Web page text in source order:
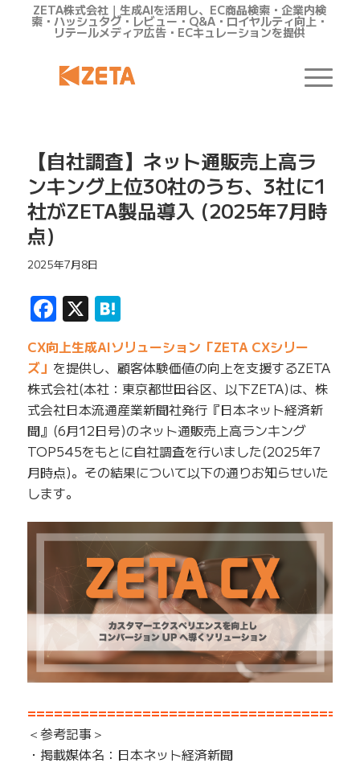
ZETA株式会社｜生成AIを活用し、EC商品検索・企業内検
索・ハッシュタグ・レビュー・Q&A・ロイヤルティ向上・
リテールメディア広告・ECキュレーションを提供
【自社調査】ネット通販売上高ラ
ンキング上位30社のうち、3社に1
社がZETA製品導入 (2025年7月時
点)
2025年7月8日
Facebook
X Hatena
CX向上生成AIソリューション「ZETA CXシリー
ズ」 を提供し、顧客体験価値の向上を支援するZETA
株式会社(本社：東京都世田谷区、以下ZETA)は、株
式会社日本流通産業新聞社発行『日本ネット経済新
聞』(6月12日号)のネット通販売上高ランキング
TOP545をもとに自社調査を行いました(2025年7
月時点)。その結果について以下の通りお知らせいた
します。
＜参考記事＞
・掲載媒体名：日本ネット経済新聞